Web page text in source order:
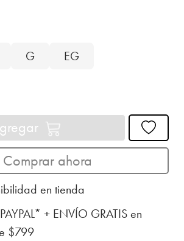
G EG
Comprar ahora
en tienda
+ ENVÍO GRATIS en
$799